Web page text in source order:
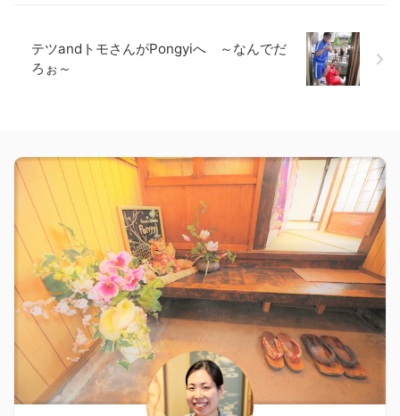
テツandトモさんがPongyiへ ～なんでだ
ろぉ～